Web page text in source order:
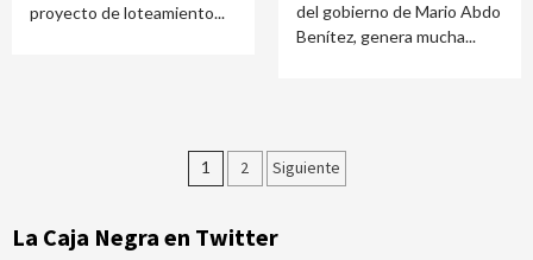
proyecto de loteamiento...
del gobierno de Mario Abdo
Benítez, genera mucha...
Paginación
1 2 Siguiente
La Caja Negra en Twitter